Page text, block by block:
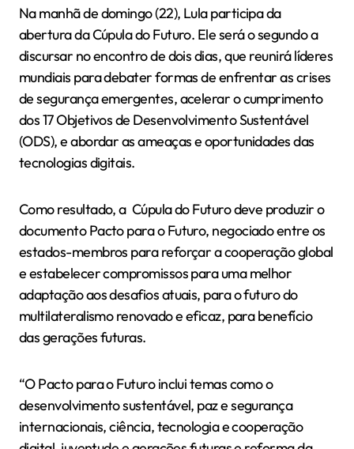
Na manhã de domingo (22), Lula participa da
abertura da Cúpula do Futuro. Ele será o segundo a
discursar no encontro de dois dias, que reunirá líderes
mundiais para debater formas de enfrentar as crises
de segurança emergentes, acelerar o cumprimento
dos 17 Objetivos de Desenvolvimento Sustentável
(ODS), e abordar as ameaças e oportunidades das
tecnologias digitais.
Como resultado, a Cúpula do Futuro deve produzir o
documento Pacto para o Futuro, negociado entre os
estados-membros para reforçar a cooperação global
e estabelecer compromissos para uma melhor
adaptação aos desafios atuais, para o futuro do
multilateralismo renovado e eficaz, para benefício
das gerações futuras.
“O Pacto para o Futuro inclui temas como o
desenvolvimento sustentável, paz e segurança
internacionais, ciência, tecnologia e cooperação